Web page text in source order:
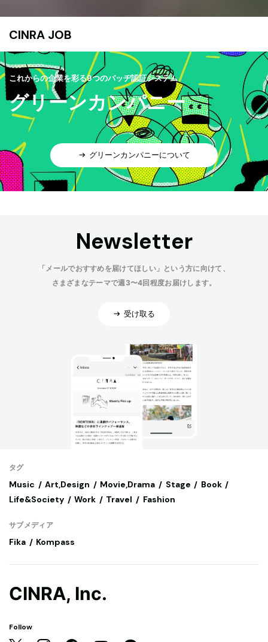
CINRA JOB
これからの企業を彩る9つのバッヂ認証システム
グリーンカンパニー
グリーンカンパニーについて
Newsletter
「メールでおすすめを届けてほしい」という方に向けて、
さまざまなテーマで週3〜4回程度お届けします。
受け取る
タグ
Music Art,Design Movie,Drama Stage
Book
Life&Society
Work Travel Fashion
サブメディア
Fika Kompass
CINRA, Inc.
Follow